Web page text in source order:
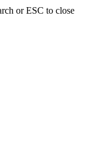
or ESC to close